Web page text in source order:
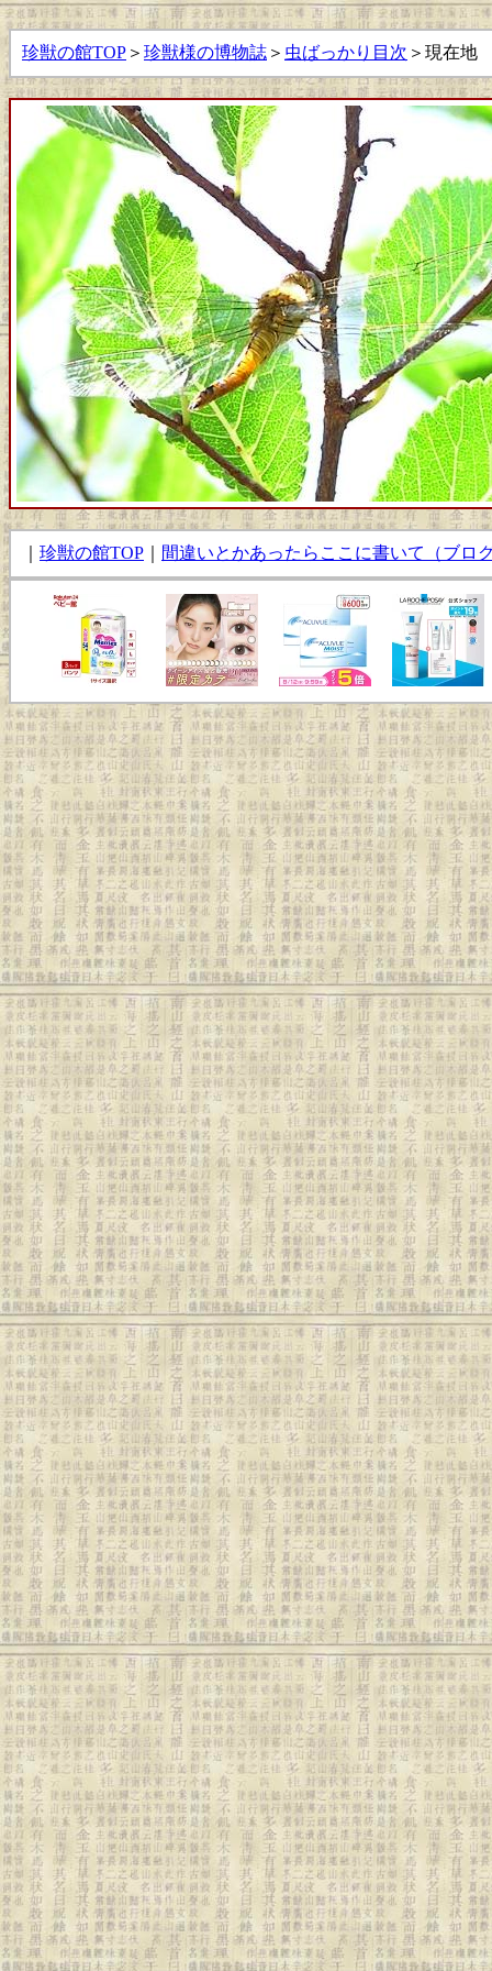
珍獣の館TOP ＞ 珍獣様の博物誌 ＞ 虫ばっかり目次 ＞現在地
珍獣の館TOP 間違いとかあったらここに書いて（ブロ